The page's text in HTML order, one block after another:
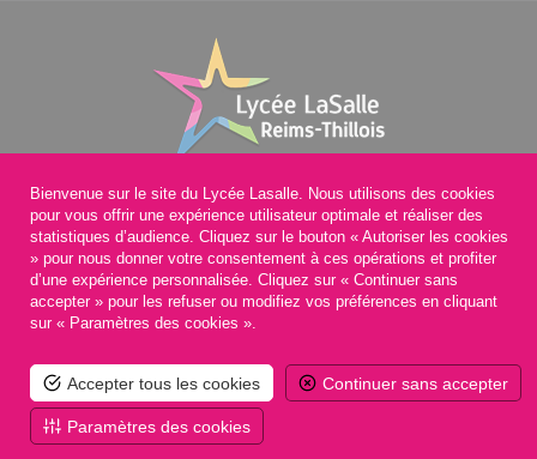
4, rue des Ecoles
51370 Thillois
Tél : 03.26.08.04.10
Contactez-nous
Bienvenue sur le site du Lycée Lasalle. Nous utilisons des cookies
pour vous offrir une expérience utilisateur optimale et réaliser des
statistiques d’audience. Cliquez sur le bouton « Autoriser les cookies
» pour nous donner votre consentement à ces opérations et profiter
d’une expérience personnalisée. Cliquez sur « Continuer sans
accepter » pour les refuser ou modifiez vos préférences en cliquant
sur « Paramètres des cookies ».
Accepter tous les cookies Continuer sans accepter
Paramètres des cookies